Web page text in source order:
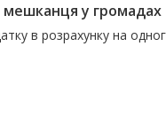
мешканця у громадах
в розрахунку на